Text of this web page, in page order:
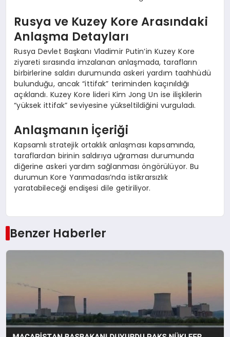
Rusya ve Kuzey Kore Arasındaki
Anlaşma Detayları
Rusya Devlet Başkanı Vladimir Putin’in Kuzey Kore
ziyareti sırasında imzalanan anlaşmada, tarafların
birbirlerine saldırı durumunda askeri yardım taahhüdü
bulunduğu, ancak “ittifak” teriminden kaçınıldığı
açıklandı. Kuzey Kore lideri Kim Jong Un ise ilişkilerin
“yüksek ittifak” seviyesine yükseltildiğini vurguladı.
Anlaşmanın İçeriği
Kapsamlı stratejik ortaklık anlaşması kapsamında,
taraflardan birinin saldırıya uğraması durumunda
diğerine askeri yardım sağlanması öngörülüyor. Bu
durumun Kore Yarımadası’nda istikrarsızlık
yaratabileceği endişesi dile getiriliyor.
Benzer Haberler